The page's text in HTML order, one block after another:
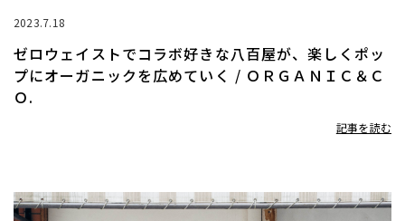
2023.7.18
ゼロウェイストでコラボ好きな八百屋が、楽しくポッ
プにオーガニックを広めていく / ＯＲＧＡＮＩＣ＆Ｃ
Ｏ.
記事を読む